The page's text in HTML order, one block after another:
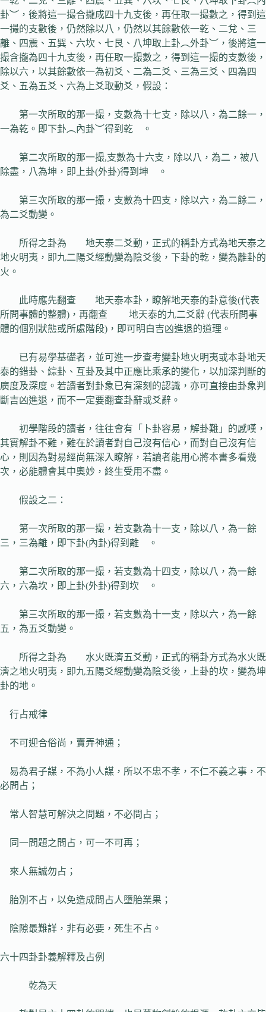
卦︶，後將這一撮合攏成四十九支後，再任取一撮數之，得到這
一撮的支數後，仍然除以八，仍然以其餘數依一乾、二兌、三
離、四震、五巽、六坎、七艮、八坤取上卦︵外卦︶，後將這一
撮含攏為四十九支後，再任取一撮數之，得到這一撮的支數後，
除以六，以其餘數依一為初爻、二為二爻、三為三爻、四為四
爻、五為五爻、六為上爻取動爻，假設：
第一次所取的那一撮，支數為十七支，除以八，為二餘一，
一為乾。即下卦︵內卦︶得到乾 。
第二次所取的那一撮,支數為十六支，除以八，為二，被八
除盡，八為坤，即上卦(外卦)得到坤 。
第三次所取的那一撮，支數為十四支，除以六，為二餘二，
為二爻動變。
所得之卦為 地天泰二爻動，正式的稱卦方式為地天泰之
地火明夷，即九二陽爻經動變為陰爻後，下卦的乾，變為離卦的
火。
此時應先翻查 地天泰本卦，瞭解地天泰的卦意後(代表
所問事體的整體)，再翻查 地天泰的九二爻辭 (代表所問事
體的個別狀態或所處階段)，即可明白吉凶進退的道理。
已有易學基礎者，並可進一步查考變卦地火明夷或本卦地天
泰的錯卦、綜卦、互卦及其中正應比乘承的變化，以加深判斷的
廣度及深度。若讀者對卦象已有深刻的認識，亦可直接由卦象判
斷吉凶進退，而不一定要翻查卦辭或爻辭。
初學階段的讀者，往往會有「卜卦容易，解卦難」的感嘆，
其實解卦不難，難在於讀者對自己沒有信心，而對自己沒有信
心，則因為對易經尚無深入瞭解，若讀者能用心將本書多看幾
次，必能體會其中奧妙，終生受用不盡。
假設之二：
第一次所取的那一撮，若支數為十一支，除以八，為一餘
三，三為離，即下卦(內卦)得到離 。
第二次所取的那一撮，若支數為十四支，除以八，為一餘
六，六為坎，即上卦(外卦)得到坎 。
第三次所取的那一撮，若支數為十一支，除以六，為一餘
五，為五爻動變。
所得之卦為 水火既濟五爻動，正式的稱卦方式為水火既
濟之地火明夷，即九五陽爻經動變為陰爻後，上卦的坎，變為坤
卦的地。
行占戒律
不可迎合俗尚，賣弄神通；
易為君子謀，不為小人謀，所以不忠不孝，不仁不義之事，不
必問占；
常人智慧可解決之問題，不必問占；
同一問題之問占，可一不可再；
來人無誠勿占；
胎別不占，以免造成問占人墮胎業果；
陰隙最難詳，非有必要，死生不占。
六十四卦卦義解釋及占例
乾為天